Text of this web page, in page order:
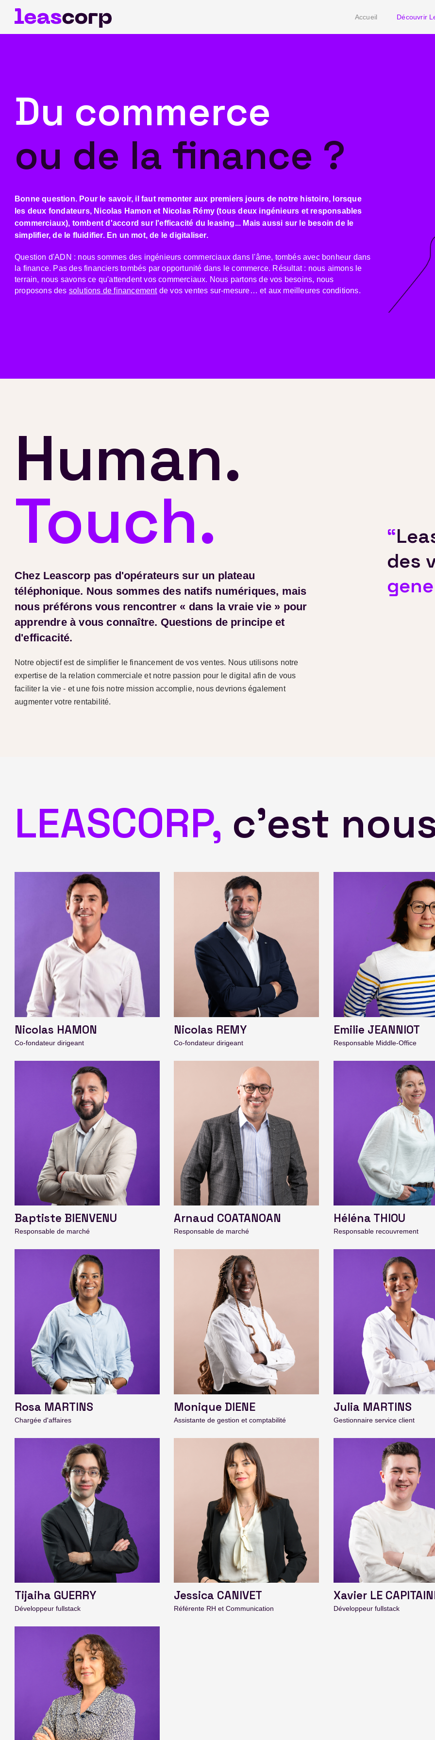
Accueil Découvrir
Du commerce
ou de la finance ?
Bonne question. Pour le savoir, il faut remonter aux premiers jours de notre histoire, lorsque
les deux fondateurs, Nicolas Hamon et Nicolas Rémy (tous deux ingénieurs et responsables
commerciaux), tombent d'accord sur l'efficacité du leasing... Mais aussi sur le besoin de le
simplifier, de le fluidifier. En un mot, de le digitaliser.
Question d'ADN : nous sommes des ingénieurs commerciaux dans l'âme, tombés avec bonheur dans
la finance. Pas des financiers tombés par opportunité dans le commerce. Résultat : nous aimons le
terrain, nous savons ce qu'attendent vos commerciaux. Nous partons de vos besoins, nous
proposons des solutions de financement de vos ventes sur-mesure… et aux meilleures conditions.
Human.
Touch.
Chez Leascorp pas d'opérateurs sur un plateau
téléphonique. Nous sommes des natifs numériques, mais
nous préférons vous rencontrer « dans la vraie vie » pour
apprendre à vous connaître. Questions de principe et
d'efficacité.
Notre objectif est de simplifier le financement de vos ventes. Nous utilisons notre
expertise de la relation commerciale et notre passion pour le digital afin de vous
faciliter la vie - et une fois notre mission accomplie, nous devrions également
augmenter votre rentabilité.
“
des
LEASCORP, c'est
Nicolas HAMON
Co-fondateur dirigeant
Nicolas REMY
Co-fondateur dirigeant
Emilie JEANNIOT
Responsable Middle-Office
Baptiste BIENVENU
Responsable de marché
Arnaud COATANOAN
Responsable de marché
Héléna THIOU
Responsable recouvrement
Rosa MARTINS
Chargée d'affaires
Monique DIENE
Assistante de gestion et comptabilité
Julia MARTINS
Gestionnaire service client
Tijaiha GUERRY
Développeur fullstack
Jessica CANIVET
Référente RH et Communication
Xavier LE
Développeur fullstack